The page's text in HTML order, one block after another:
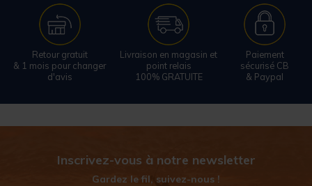
Retour gratuit
& 1 mois pour changer
d'avis
Livraison en magasin et
point relais
100% GRATUITE
Paiement
sécurisé CB
& Paypal
Inscrivez-vous à notre newsletter
Gardez le fil, suivez-nous !